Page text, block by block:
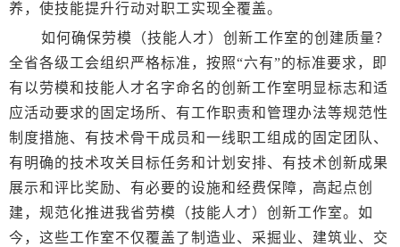
养，使技能提升行动对职工实现全覆盖。
如何确保劳模（技能人才）创新工作室的创建质量？
全省各级工会组织严格标准，按照“六有”的标准要求，即
有以劳模和技能人才名字命名的创新工作室明显标志和适
应活动要求的固定场所、有工作职责和管理办法等规范性
制度措施、有技术骨干成员和一线职工组成的固定团队、
有明确的技术攻关目标任务和计划安排、有技术创新成果
展示和评比奖励、有必要的设施和经费保障，高起点创
建，规范化推进我省劳模（技能人才）创新工作室。如
今，这些工作室不仅覆盖了制造业、采掘业、建筑业、交